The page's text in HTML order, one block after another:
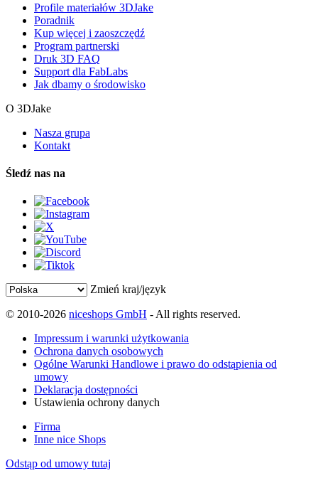
Profile materiałów 3DJake
Poradnik
Kup więcej i zaoszczędź
Program partnerski
Druk 3D FAQ
Support dla FabLabs
Jak dbamy o środowisko
O 3DJake
Nasza grupa
Kontakt
Śledź nas na
Zmień kraj/język
© 2010-2026 niceshops GmbH - All rights reserved.
Impressum i warunki użytkowania
Ochrona danych osobowych
Ogólne Warunki Handlowe i prawo do odstąpienia od
umowy
Deklaracja dostępności
Ustawienia ochrony danych
Firma
Inne nice Shops
Odstąp od umowy tutaj